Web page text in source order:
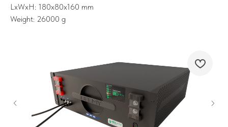
LxWxH: 180x80x160 mm
Weight: 26000 g